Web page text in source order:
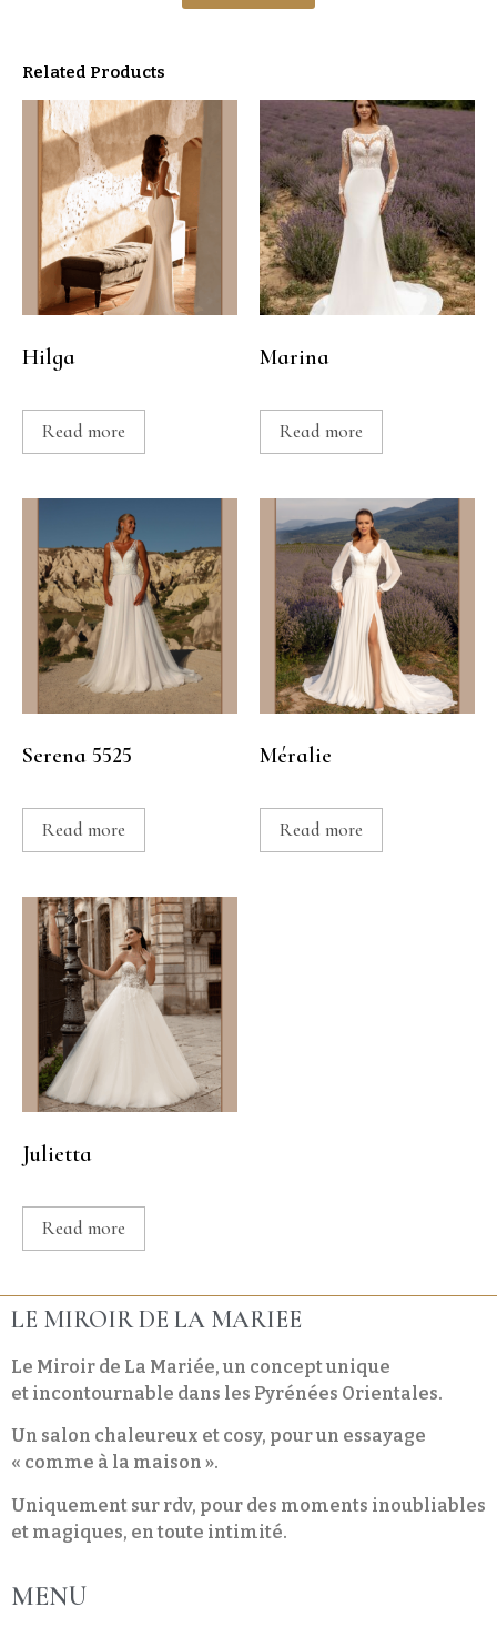
Related Products
Hilga
Read more
Marina
Read more
Serena 5525
Read more
Méralie
Read more
Julietta
Read more
LE MIROIR DE LA MARIEE
Le Miroir de La Mariée, un concept unique
et incontournable dans les Pyrénées Orientales.
Un salon chaleureux et cosy, pour un essayage
« comme à la maison ».
Uniquement sur rdv, pour des moments inoubliables
et magiques, en toute intimité.
MENU